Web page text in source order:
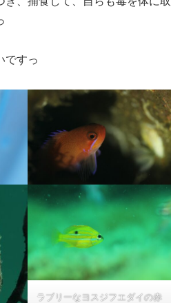
ですっ
ラブリーなヨスジフエダイの赤